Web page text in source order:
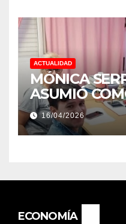
ACTUALIDAD
MÓNICA
ASUMIÓ
DIRECTORA
«RENÉ
BASAIL.
16/04/2026
ECONOMÍA